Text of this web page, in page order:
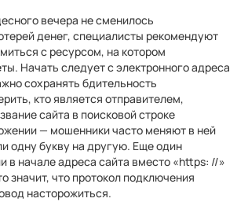
вечера не сменилось
денег, специалисты рекомендуют
с ресурсом, на котором
Начать следует с электронного адреса
сохранять бдительность
кто является отправителем,
сайта в поисковой строке
— мошенники часто меняют в ней
одну букву на другую. Еще один
в начале адреса сайта вместо «https: //»
значит, что протокол подключения
насторожиться.